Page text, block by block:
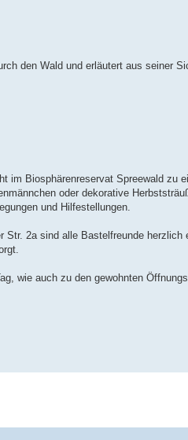
den Wald und erläutert aus seiner
im Biosphärenreservat Spreewald zu
oder dekorative
und Hilfestellungen.
2a sind alle Bastelfreunde herzlich
wie auch zu den gewohnten